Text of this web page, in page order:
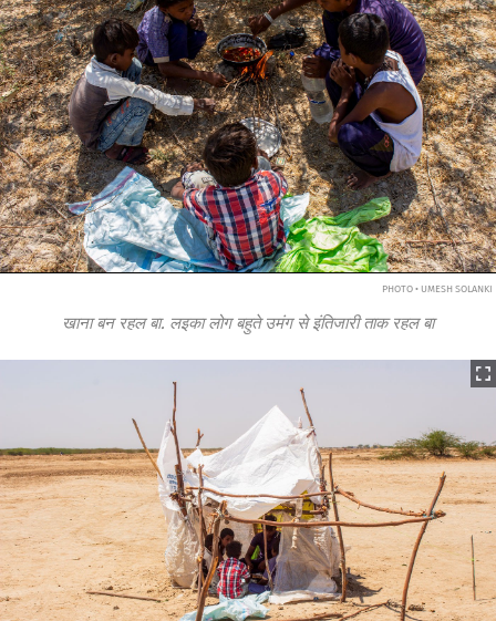
PHOTO • UMESH SOLANKI
खाना बन रहल बा. लइका लोग बहुते उमंग से इंतिजारी ताक रहल बा